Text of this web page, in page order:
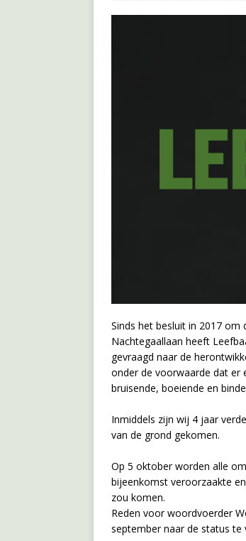
Sinds het besluit in 2017 om
Nachtegaallaan heeft
gevraagd naar de
onder de voorwaarde dat er
bruisende, boeiende en
Inmiddels zijn wij 4 jaar
van de grond gekomen.
Op 5 oktober worden alle
bijeenkomst veroorzaakte
zou komen.
Reden voor woordvoerder
september naar de status te